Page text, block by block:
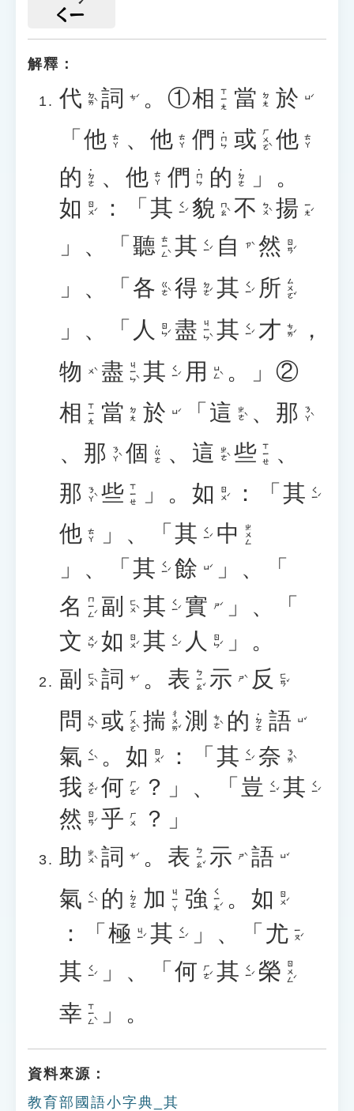
ㄑㄧ
解釋：
代 ㄉㄞˋ 詞 ㄘˊ 。①相 ㄒㄧㄤ 當 ㄉㄤ 於 ㄩˊ
「 他 ㄊㄚ 、 他 ㄊㄚ 們 ˙ㄇㄣ 或 ㄏㄨㄛˋ 他 ㄊㄚ
的 ˙ㄉㄜ 、 他 ㄊㄚ 們 ˙ㄇㄣ 的 ˙ㄉㄜ
」。
如 ㄖㄨˊ ：「 其 ㄑㄧˊ 貌 ㄇㄠˋ 不 ㄅㄨˋ 揚 ㄧㄤˊ
」、「 聽 ㄊㄧㄥˋ 其 ㄑㄧˊ 自 ㄗˋ 然 ㄖㄢˊ
」、「 各 ㄍㄜˋ 得 ㄉㄜˊ 其 ㄑㄧˊ 所 ㄙㄨㄛˇ
」、「 人 ㄖㄣˊ 盡 ㄐㄧㄣˋ 其 ㄑㄧˊ 才 ㄘㄞˊ
，
物
ㄨˋ 盡 ㄐㄧㄣˋ 其 ㄑㄧˊ 用 ㄩㄥˋ 。」②
相 ㄒㄧㄤ 當 ㄉㄤ 於 ㄩˊ 「 這 ㄓㄜˋ 、 那 ㄋㄚˋ
、 那 ㄋㄚˋ 個 ˙ㄍㄜ 、 這 ㄓㄜˋ 些 ㄒㄧㄝ 、
那 ㄋㄚˋ 些 ㄒㄧㄝ 」。 如 ㄖㄨˊ ：「 其 ㄑㄧˊ
他 ㄊㄚ 」、「 其 ㄑㄧˊ 中 ㄓㄨㄥ
」、「 其 ㄑㄧˊ 餘 ㄩˊ
」、「
名 ㄇㄧㄥˊ 副 ㄈㄨˋ 其 ㄑㄧˊ 實 ㄕˊ
」、「
文 ㄨㄣˊ 如 ㄖㄨˊ 其 ㄑㄧˊ 人 ㄖㄣˊ
」。
副
ㄈㄨˋ 詞 ㄘˊ 。 表 ㄅㄧㄠˇ 示 ㄕˋ 反 ㄈㄢˇ
問 ㄨㄣˋ 或 ㄏㄨㄛˋ 揣 ㄔㄨㄞˇ 測 ㄘㄜˋ 的 ˙ㄉㄜ 語 ㄩˇ
氣 ㄑㄧˋ 。 如 ㄖㄨˊ ：「 其 ㄑㄧˊ 奈 ㄋㄞˋ
我 ㄨㄛˇ 何 ㄏㄜˊ ？」、「 豈 ㄑㄧˇ 其 ㄑㄧˊ
然 ㄖㄢˊ 乎 ㄏㄨ
？」
助 ㄓㄨˋ 詞 ㄘˊ 。 表 ㄅㄧㄠˇ 示 ㄕˋ 語 ㄩˇ
氣 ㄑㄧˋ 的 ˙ㄉㄜ 加 ㄐㄧㄚ 強 ㄑㄧㄤˊ 。 如 ㄖㄨˊ
：「 極 ㄐㄧˊ 其 ㄑㄧˊ 」、「 尤 ㄧㄡˊ
其 ㄑㄧˊ 」、「 何 ㄏㄜˊ 其 ㄑㄧˊ 榮 ㄖㄨㄥˊ
幸 ㄒㄧㄥˋ 」。
資料來源：
教育部國語小字典_其